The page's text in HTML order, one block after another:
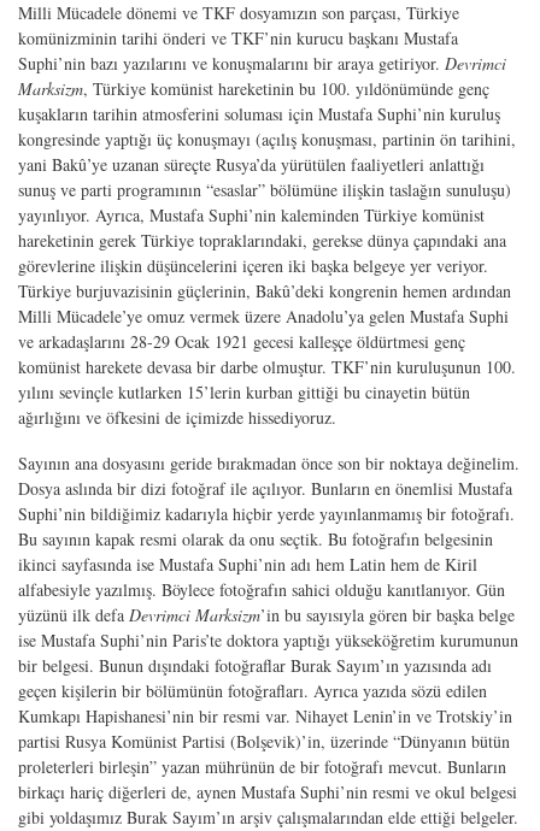
Milli Mücadele dönemi ve TKF dosyamızın son parçası, Türkiye
komünizminin tarihi önderi ve TKF’nin kurucu başkanı Mustafa
Suphi’nin bazı yazılarını ve konuşmalarını bir araya getiriyor. Devrimci
Marksizm, Türkiye komünist hareketinin bu 100. yıldönümünde genç
kuşakların tarihin atmosferini soluması için Mustafa Suphi’nin kuruluş
kongresinde yaptığı üç konuşmayı (açılış konuşması, partinin ön tarihini,
yani Bakû’ye uzanan süreçte Rusya’da yürütülen faaliyetleri anlattığı
sunuş ve parti programının “esaslar” bölümüne ilişkin taslağın sunuluşu)
yayınlıyor. Ayrıca, Mustafa Suphi’nin kaleminden Türkiye komünist
hareketinin gerek Türkiye topraklarındaki, gerekse dünya çapındaki ana
görevlerine ilişkin düşüncelerini içeren iki başka belgeye yer veriyor.
Türkiye burjuvazisinin güçlerinin, Bakû’deki kongrenin hemen ardından
Milli Mücadele’ye omuz vermek üzere Anadolu’ya gelen Mustafa Suphi
ve arkadaşlarını 28-29 Ocak 1921 gecesi kalleşçe öldürtmesi genç
komünist harekete devasa bir darbe olmuştur. TKF’nin kuruluşunun 100.
yılını sevinçle kutlarken 15’lerin kurban gittiği bu cinayetin bütün
ağırlığını ve öfkesini de içimizde hissediyoruz.
Sayının ana dosyasını geride bırakmadan önce son bir noktaya değinelim.
Dosya aslında bir dizi fotoğraf ile açılıyor. Bunların en önemlisi Mustafa
Suphi’nin bildiğimiz kadarıyla hiçbir yerde yayınlanmamış bir fotoğrafı.
Bu sayının kapak resmi olarak da onu seçtik. Bu fotoğrafın belgesinin
ikinci sayfasında ise Mustafa Suphi’nin adı hem Latin hem de Kiril
alfabesiyle yazılmış. Böylece fotoğrafın sahici olduğu kanıtlanıyor. Gün
yüzünü ilk defa Devrimci Marksizm’in bu sayısıyla gören bir başka belge
ise Mustafa Suphi’nin Paris’te doktora yaptığı yükseköğretim kurumunun
bir belgesi. Bunun dışındaki fotoğraflar Burak Sayım’ın yazısında adı
geçen kişilerin bir bölümünün fotoğrafları. Ayrıca yazıda sözü edilen
Kumkapı Hapishanesi’nin bir resmi var. Nihayet Lenin’in ve Trotskiy’in
partisi Rusya Komünist Partisi (Bolşevik)’in, üzerinde “Dünyanın bütün
proleterleri birleşin” yazan mührünün de bir fotoğrafı mevcut. Bunların
birkaçı hariç diğerleri de, aynen Mustafa Suphi’nin resmi ve okul belgesi
gibi yoldaşımız Burak Sayım’ın arşiv çalışmalarından elde ettiği belgeler.